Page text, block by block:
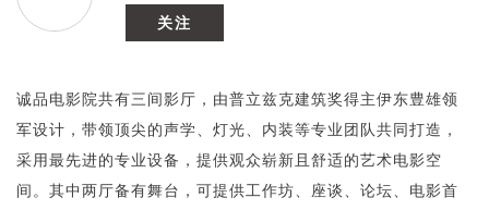
关注
诚品电影院共有三间影厅，由普立兹克建筑奖得主伊东豊雄领
军设计，带领顶尖的声学、灯光、内装等专业团队共同打造，
采用最先进的专业设备，提供观众崭新且舒适的艺术电影空
间。其中两厅备有舞台，可提供工作坊、座谈、论坛、电影首